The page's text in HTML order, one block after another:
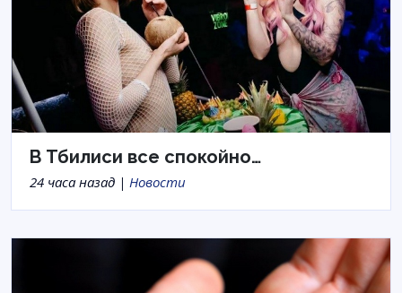
В Тбилиси все спокойно…
24 часа назад | Новости